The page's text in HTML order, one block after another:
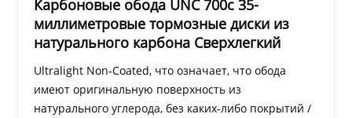
Карбоновые обода UNC 700c 35-
миллиметровые тормозные диски из
натурального карбона Сверхлегкий
Ultralight Non-Coated, что означает, что обода
имеют оригинальную поверхность из
натурального углерода, без каких-либо покрытий /